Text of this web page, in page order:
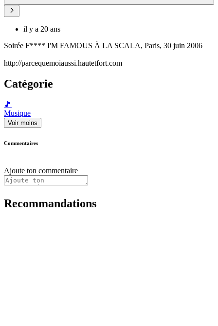
il y a 20 ans
Soirée F**** I'M FAMOUS À LA SCALA, Paris, 30 juin 2006
http://parcequemoiaussi.hautetfort.com
Catégorie
🎵
Musique
Voir moins
Commentaires
Ajoute ton commentaire
Recommandations